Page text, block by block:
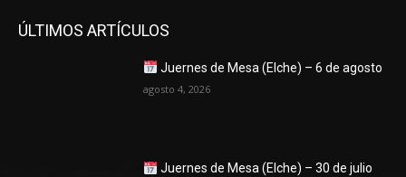
ÚLTIMOS ARTÍCULOS
Juernes de Mesa (Elche) – 6 de agosto
agosto 4, 2026
Juernes de Mesa (Elche) – 30 de julio